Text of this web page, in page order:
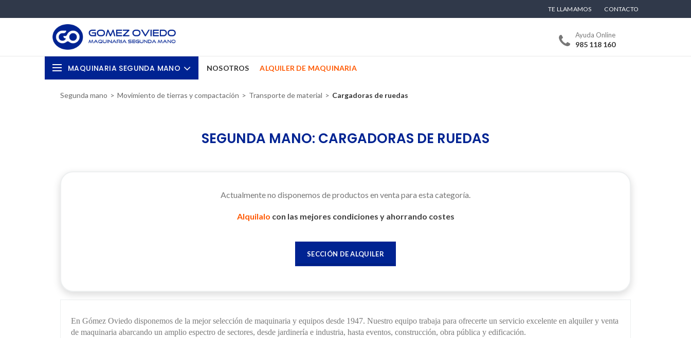
TE LLAMAMOS CONTACTO
Ayuda Online
985 118 160
MAQUINARIA SEGUNDA MANO NOSOTROS ALQUILER DE MAQUINARIA
Segunda mano Movimiento de tierras y compactación Transporte de material Cargadoras de ruedas
SEGUNDA MANO: CARGADORAS DE RUEDAS
Actualmente no disponemos de productos en venta para esta categoría.
Alquilalo con las mejores condiciones y ahorrando costes
SECCIÓN DE ALQUILER
En Gómez Oviedo disponemos de la mejor selección de maquinaria y equipos desde 1947. Nuestro equipo trabaja para ofrecerte un servicio excelente en alquiler y venta
de maquinaria abarcando un amplio espectro de sectores, desde jardinería e industria, hasta eventos, construcción, obra pública y edificación.